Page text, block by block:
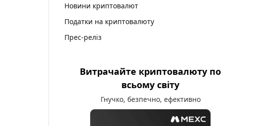
Новини криптовалют
Податки на криптовалюту
Прес-реліз
Витрачайте криптовалюту по
всьому світу
Гнучко, безпечно, ефективно